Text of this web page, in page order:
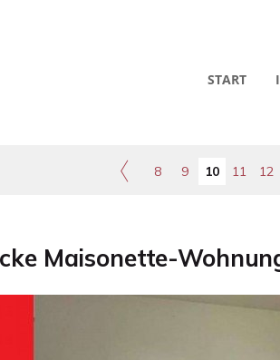
START
8 9 10 11 12
Maisonette-